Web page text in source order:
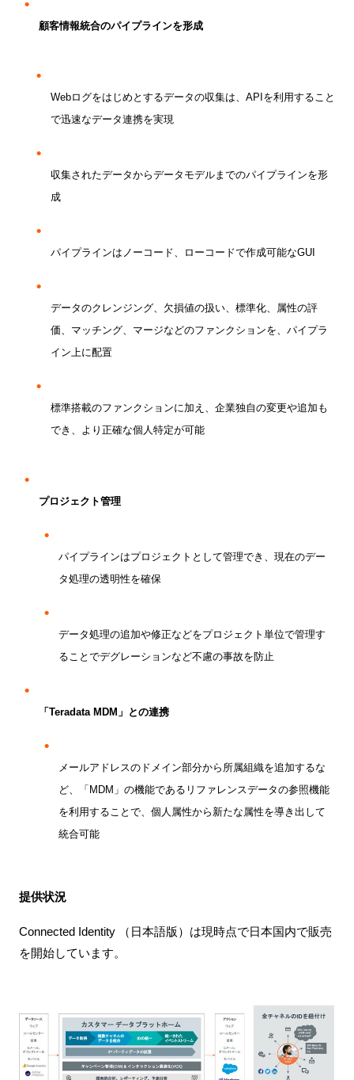
顧客情報統合のパイプラインを形成
Webログをはじめとするデータの収集は、 API を利用すること
で迅速なデータ連携を実現
収集されたデータからデータモデルまでのパイプラインを形
成
パイプラインはノーコード、ローコードで作成可能なGUI
データのクレンジング、欠損値の扱い、標準化、属性の評
価、マッチング、マージなどのファンクションを、パイプラ
イン上に配置
標準搭載のファンクションに加え、企業独自の変更や追加も
でき、より正確な個人特定が可能
プロジェクト管理
パイプラインはプロジェクトとして管理でき、現在のデー
タ処理の透明性を確保
データ処理の追加や修正などをプロジェクト単位で管理す
ることでデグレーションなど不慮の事故を防止
「 Teradata MDM 」との連携
メールアドレスのドメイン部分から所属組織を追加するな
ど、「 MDM 」の機能であるリファレンスデータの参照機能
を利用することで、個人属性から新たな属性を導き出して
統合可能
提供状況
Connected Identity
（日本語版）は現時点で日本国内で販売
を開始しています。